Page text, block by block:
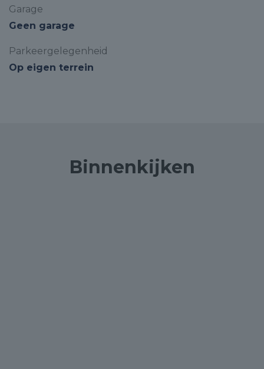
Garage
Geen garage
Parkeergelegenheid
Op eigen terrein
Binnenkijken